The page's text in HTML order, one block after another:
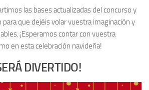
las bases actualizadas del concurso y
para que dejéis volar vuestra imaginación y
¡Esperamos contar con vuestra
en esta celebración navideña!
DIVERTIDO!